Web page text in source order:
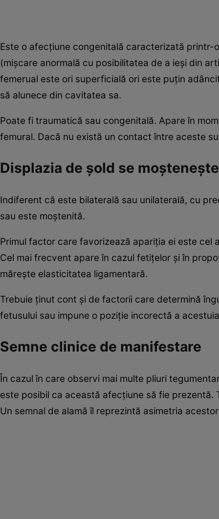
Este o afecţiune congenitală caracterizată printr-
(mişcare anormală cu posibilitatea de a ieşi din
femerual este ori superficială ori este puţin
să alunece din cavitatea sa.
Poate fi traumatică sau congenitală. Apare în
femural. Dacă nu există un contact între aceste
Displazia de şold se moşteneşte
Indiferent că este bilaterală sau unilaterală, cu
sau este moştenită.
Primul factor care favorizează apariţia ei este cel
Cel mai frecvent apare în cazul fetiţelor şi în
măreşte elasticitatea ligamentară.
Trebuie ţinut cont şi de factorii care determină
fetusului sau impune o poziţie incorectă a
Semne clinice de manifestare
În cazul în care observi mai multe pliuri
este posibil ca această afecţiune să fie prezentă.
Un semnal de alamă îl reprezintă asimetria